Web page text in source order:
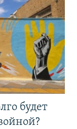
будет